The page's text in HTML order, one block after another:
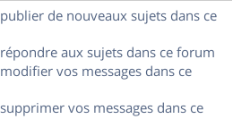
publier de nouveaux sujets dans ce
répondre aux sujets dans ce forum
modifier vos messages dans ce
supprimer vos messages dans ce